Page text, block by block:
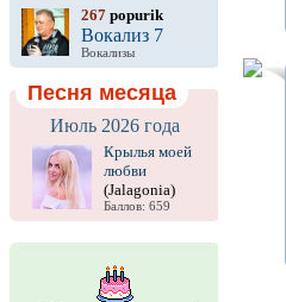
267 popurik
Вокализ 7
Вокализы
Песня месяца
Июль 2026 года
Крылья моей
любви
(Jalagonia)
Баллов: 659